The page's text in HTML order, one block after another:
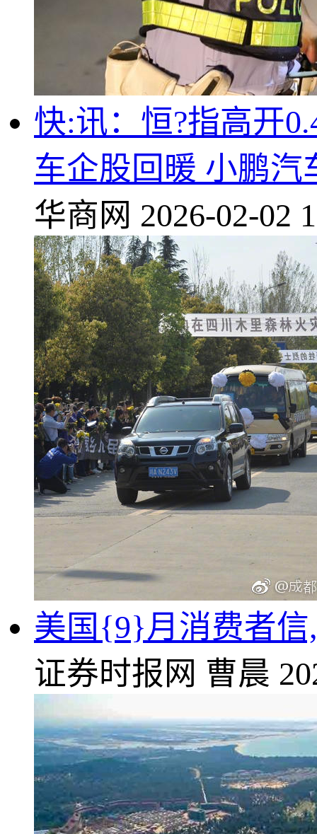
快:讯：恒?指高开
车企股回暖 小鹏汽
华商网 2026-02-02
美国{9}月消费者
证券时报网 曹晨